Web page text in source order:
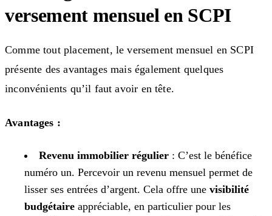
versement mensuel en SCPI
Comme tout placement, le versement mensuel en SCPI
présente des avantages mais également quelques
inconvénients qu’il faut avoir en tête.
Avantages :
Revenu immobilier régulier : C’est le bénéfice
numéro un. Percevoir un revenu mensuel permet de
lisser ses entrées d’argent. Cela offre une visibilité
budgétaire appréciable, en particulier pour les